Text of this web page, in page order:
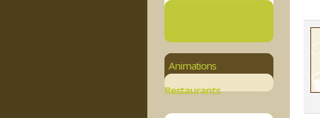
Animations
Restaurants